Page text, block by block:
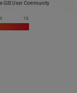
GIS User Community